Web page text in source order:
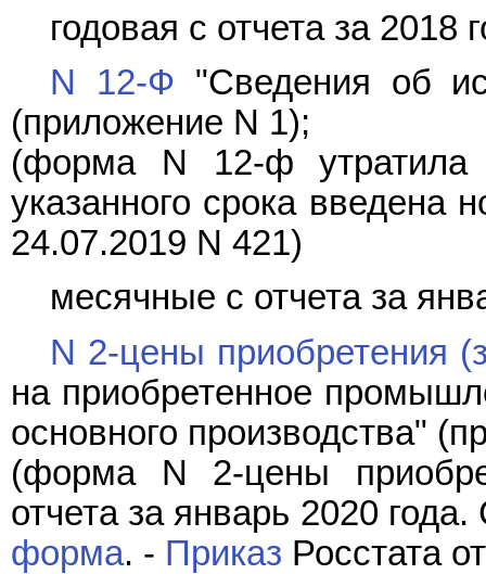
годовая с отчета за 2018
N 12-Ф "Сведения об
(приложение N 1);
(форма N 12-ф
указанного срока введена
24.07.2019 N 421)
месячные с отчета за
N 2-цены приобретения
на приобретенное
основного производства"
(форма N 2-цены
отчета за январь 2020
форма. - Приказ Росстата